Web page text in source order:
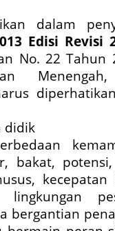
dalam
Edisi Revisi
No. 22 Tahun
Menengah,
didik
bakat,
lingkungan
bergantian